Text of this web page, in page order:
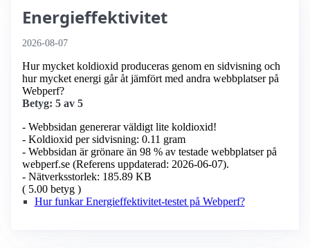
Energieffektivitet
2026-08-07
Hur mycket koldioxid produceras genom en sidvisning och
hur mycket energi går åt jämfört med andra webbplatser på
Webperf?
Betyg: 5 av 5
- Webbsidan genererar väldigt lite koldioxid!
- Koldioxid per sidvisning: 0.11 gram
- Webbsidan är grönare än 98 % av testade webbplatser på
webperf.se (Referens uppdaterad: 2026-06-07).
- Nätverksstorlek: 185.89 KB
( 5.00 betyg )
Hur funkar Energieffektivitet-testet på Webperf?